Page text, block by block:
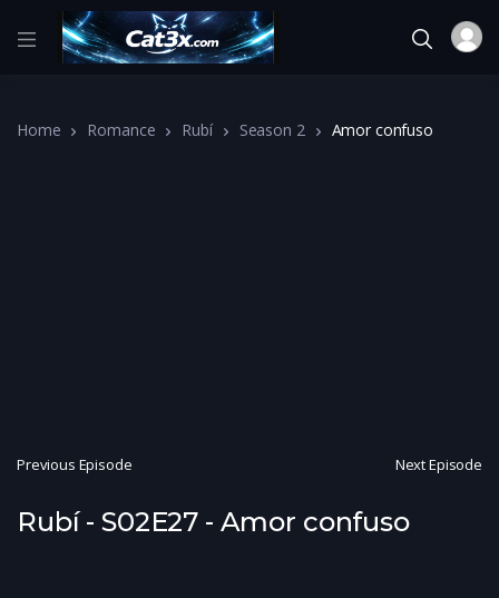
Home Romance Rubí Season 2 Amor confuso
Previous Episode Next Episode
Rubí - S02E27 - Amor confuso